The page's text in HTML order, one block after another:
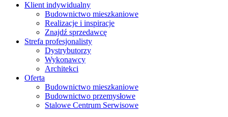
Klient indywidualny
Budownictwo mieszkaniowe
Realizacje i inspiracje
Znajdź sprzedawcę
Strefa profesjonalisty
Dystrybutorzy
Wykonawcy
Architekci
Oferta
Budownictwo mieszkaniowe
Budownictwo przemysłowe
Stalowe Centrum Serwisowe